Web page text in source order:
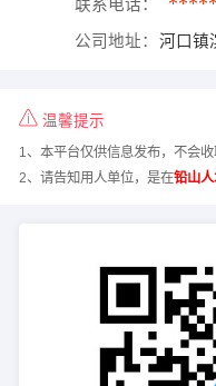
联系电话：
公司地址： 河口镇
温馨提示
1、本平台仅供信息发布，不会收
2、请告知用人单位，是在铅山人